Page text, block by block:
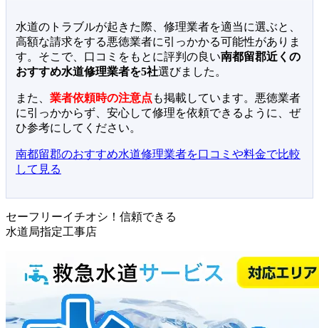
水道のトラブルが起きた際、修理業者を適当に選ぶと、
高額な請求をする悪徳業者に引っかかる可能性がありま
す。そこで、口コミをもとに評判の良い南都留郡近くの
おすすめ水道修理業者を5社選びました。
また、 業者依頼時の注意点 も掲載しています。悪徳業者
に引っかからず、安心して修理を依頼できるように、ぜ
ひ参考にしてください。
南都留郡のおすすめ水道修理業者を口コミや料金で比較
して見る
セーフリーイチオシ！信頼できる
水道局指定工事店